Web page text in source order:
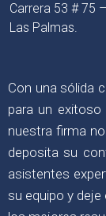
Carrera 53 # 75
Las Palmas.
Con una sólida
para un exitoso
nuestra firma
deposita su
asistentes
su equipo y